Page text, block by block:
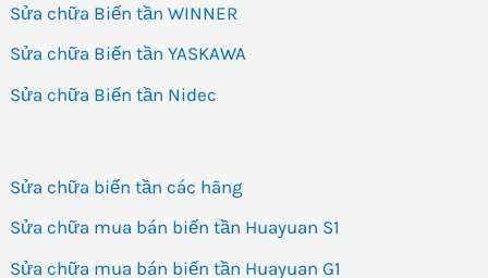
Sửa chữa Biến tần WINNER
Sửa chữa Biến tần YASKAWA
Sửa chữa Biến tần Nidec
Sửa chữa biến tần các hãng
Sửa chữa mua bán biến tần Huayuan S1
Sửa chữa mua bán biến tần Huayuan G1